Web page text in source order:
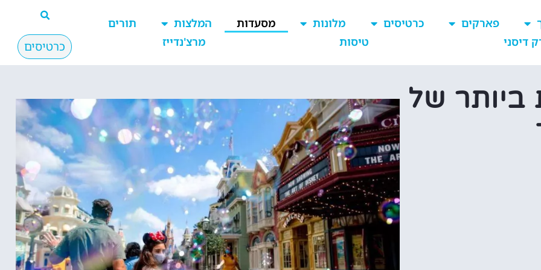
פארקים כרטיסים מלונות מסעדות המלצות
תורים
דיסני
טיסות מרצ'נדייז כרטיסים
של